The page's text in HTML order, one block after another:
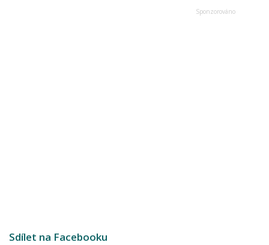
Sdílet na Facebooku